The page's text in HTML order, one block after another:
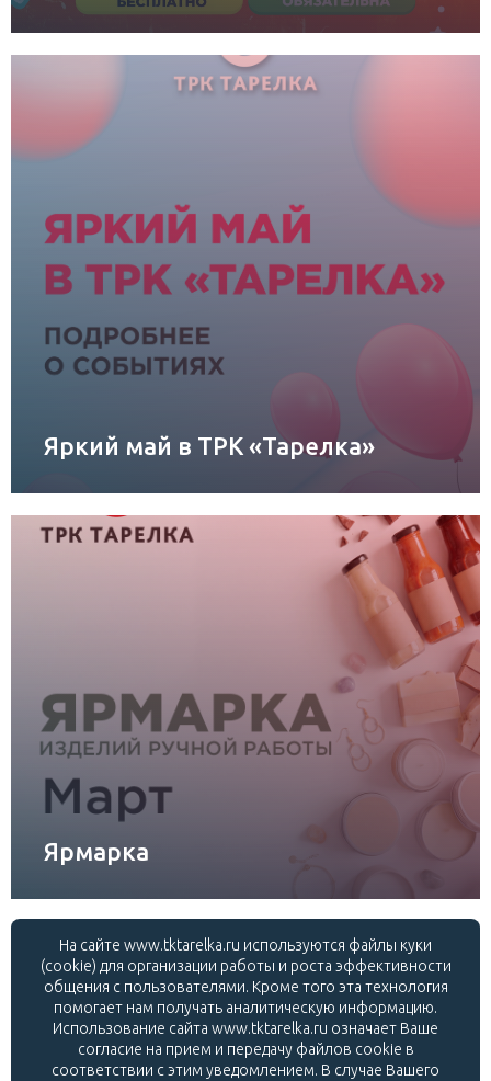
Яркий май в ТРК «Тарелка»
Ярмарка
© ТРК «Тарелка», 2019
Контакты
На сайте www.tktarelka.ru используются файлы куки
(cookie) для организации работы и роста эффективности
общения с пользователями. Кроме того эта технология
помогает нам получать аналитическую информацию.
Использование сайта www.tktarelka.ru означает Ваше
согласие на прием и передачу файлов cookie в
соответствии с этим уведомлением. В случае Вашего